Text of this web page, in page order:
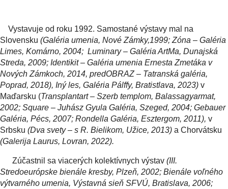
Vystavuje od roku 1992. Samostané výstavy mal na
Slovensku (Galéria umenia, Nové Zámky,1999; Zóna – Galéria
Limes, Komárno, 2004; Luminary – Galéria ArtMa, Dunajská
Streda, 2009; Identikit – Galéria umenia Ernesta Zmetáka v
Nových Zámkoch, 2014, predOBRAZ – Tatranská galéria,
Poprad, 2018), Iný les, Galéria Pálffy, Bratistlava, 2023) v
Maďarsku (Transplantart – Szerb templom, Balassagyarmat,
2002; Square – Juhász Gyula Galéria, Szeged, 2004; Gebauer
Galéria, Pécs, 2007; Rondella Galéria, Esztergom, 2011), v
Srbsku (Dva svety – s R. Bielikom, Užice, 2013) a Chorvátsku
(Galerija Laurus, Lovran, 2022).
Zúčastnil sa viacerých kolektívnych výstav (III.
Stredoeurópske bienále kresby, Plzeň, 2002; Bienále voľného
výtvarného umenia, Výstavná sieň SFVÚ, Bratislava, 2006;